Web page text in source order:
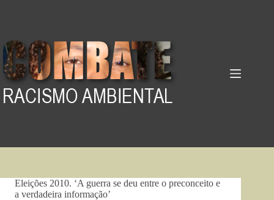
Eleições 2010. ‘A guerra se deu entre o preconceito e
a verdadeira informação’